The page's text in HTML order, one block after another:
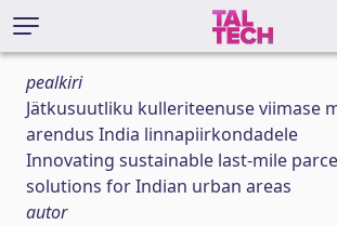
pealkiri
Jätkusuutliku kulleriteenuse viimase
arendus India linnapiirkondadele
Innovating sustainable last-mile
solutions for Indian urban areas
autor